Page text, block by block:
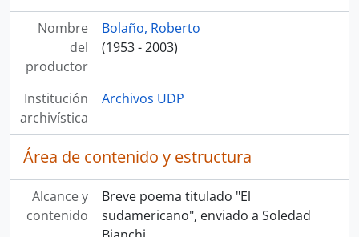
Nombre
del
productor
Bolaño, Roberto
(1953 - 2003)
Institución
archivística
Archivos UDP
Área de contenido y estructura
Alcance y
contenido
Breve poema titulado "El
sudamericano", enviado a Soledad